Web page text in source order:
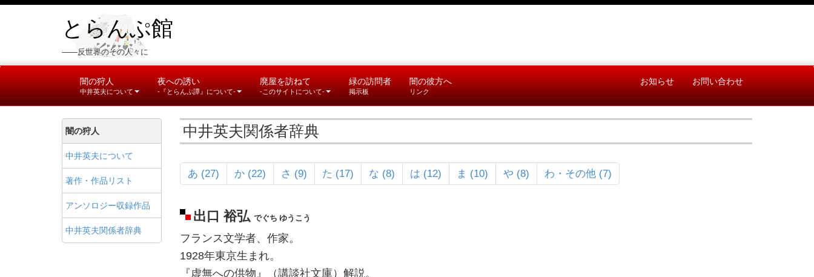
とらんぷ館
――反世界のその人々に
闇の狩人
中井英夫について
夜への誘い
-『とらんぷ譚』について-
廃屋を訪ねて
-このサイトについて-
緑の訪問者
掲示板
闇の彼方へ
リンク
お知らせ お問い合わせ
闇の狩人
中井英夫について
著作・作品リスト
アンソロジー収録作品
中井英夫関係者辞典
中井英夫関係者辞典
あ (27) か (22) さ (9) た (17) な (8) は (12) ま (10) や (8) わ・その他 (7)
出口 裕弘でぐち ゆうこう
フランス文学者、作家。
1928年東京生まれ。
『虚無への供物』（講談社文庫）解説。